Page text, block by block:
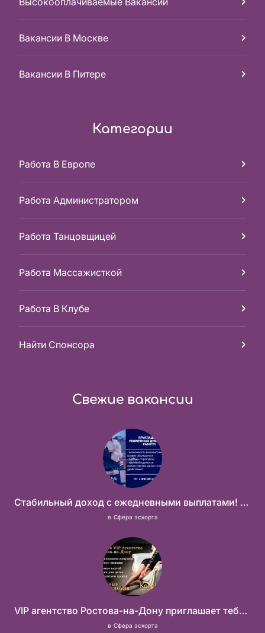
Вакансии В Москве
Вакансии В Питере
Категории
Работа В Европе
Работа Администратором
Работа Танцовщицей
Работа Массажисткой
Работа В Клубе
Найти Спонсора
Свежие вакансии
Стабильный доход с ежедневными выплатами! Без посредников
в Сфера эскорта
VIP агентство Ростова-на-Дону приглашает тебя в свою команду!
в Сфера эскорта